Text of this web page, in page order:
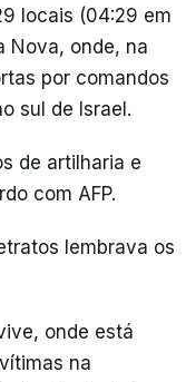
locais (04:29 em
Nova, onde, na
por comandos
sul de Israel.
de artilharia e
com AFP.
lembrava os
onde está
na